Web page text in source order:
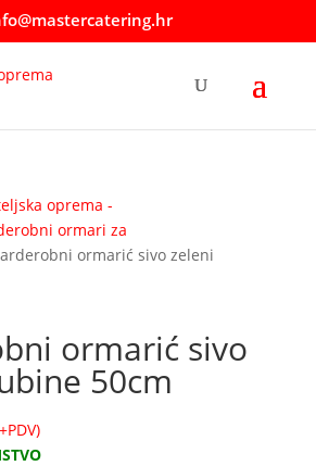
oprema -
ormari za
ormarić sivo zeleni
ormarić sivo
50cm